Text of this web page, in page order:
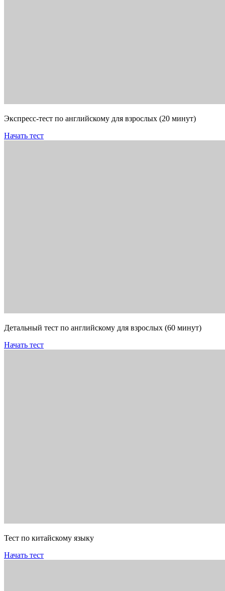
Экспресс-тест по английскому для взрослых (20 минут)
Начать тест
Детальный тест по английскому для взрослых (60 минут)
Начать тест
Тест по китайскому языку
Начать тест